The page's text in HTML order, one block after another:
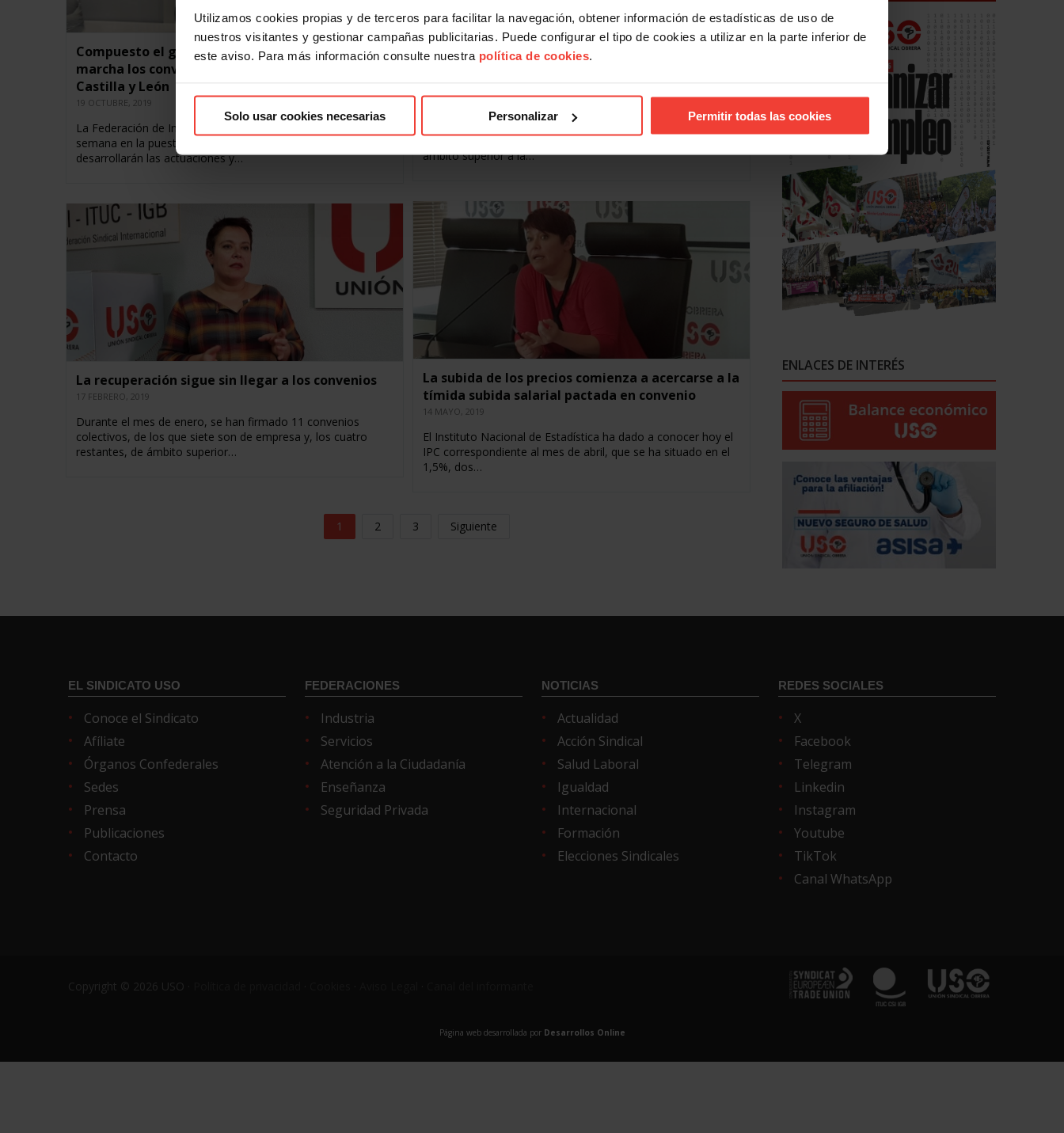
Utilizamos cookies propias y de terceros para facilitar la navegación, obtener información de estadísticas de uso de
nuestros visitantes y gestionar campañas publicitarias. Puede configurar el tipo de cookies a utilizar en la parte inferior de
este aviso. Para más información consulte nuestra política de cookies.
Solo usar cookies necesarias Personalizar Permitir todas las cookies
Compuesto el grupo de trabajo que pondrá en
marcha los convenios de Transición Justa en
Castilla y León
19 OCTUBRE, 2019
La Federación de Industria de USO ha participado esta
semana en la puesta en marcha de los grupos de trabajo que
desarrollarán las actuaciones y…
Disminuyen los convenios registrados hasta
15 JUNIO, 2019
En los cinco primeros meses de 2019, se han firmado y
registrado 295 convenios colectivos, 222 de empresa y 73 de
ámbito superior a la…
La subida de los precios comienza a acercarse a la
tímida subida salarial pactada en convenio
14 MAYO, 2019
El Instituto Nacional de Estadística ha dado a conocer hoy el
IPC correspondiente al mes de abril, que se ha situado en el
1,5%, dos…
La recuperación sigue sin llegar a los convenios
17 FEBRERO, 2019
Durante el mes de enero, se han firmado 11 convenios
colectivos, de los que siete son de empresa y, los cuatro
restantes, de ámbito superior…
1 2 3 Siguiente
ENLACES DE INTERÉS
EL SINDICATO USO
Conoce el Sindicato
Afíliate
Órganos Confederales
Sedes
Prensa
Publicaciones
Contacto
FEDERACIONES
Industria
Servicios
Atención a la Ciudadanía
Enseñanza
Seguridad Privada
NOTICIAS
Actualidad
Acción Sindical
Salud Laboral
Igualdad
Internacional
Formación
Elecciones Sindicales
REDES SOCIALES
X
Facebook
Telegram
Linkedin
Instagram
Youtube
TikTok
Canal WhatsApp
Copyright © 2026 USO ·
Página web desarrollada por Desarrollos Online